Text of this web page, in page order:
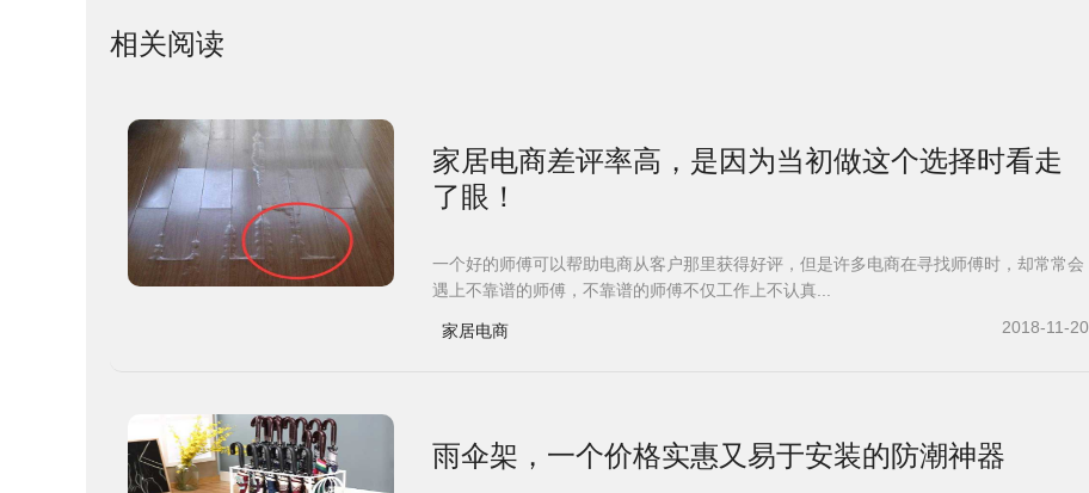
相关阅读
家居电商差评率高，是因为当初做这个选择时看走
了眼！
一个好的师傅可以帮助电商从客户那里获得好评，但是许多电商在寻找师傅时，却常常会
遇上不靠谱的师傅，不靠谱的师傅不仅工作上不认真...
家居电商 2018-11-20
雨伞架，一个价格实惠又易于安装的防潮神器